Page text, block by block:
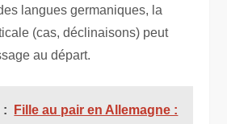
langues germaniques, la
(cas, déclinaisons) peut
au départ.
:
Fille au pair en Allemagne :